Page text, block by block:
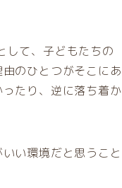
して、子どもたちの
のひとつがそこにあ
たり、逆に落ち着か
い環境だと思うこと